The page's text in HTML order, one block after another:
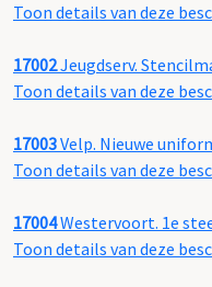
Toon details van deze
17002Jeugdserv.
Toon details van deze
17003Velp. Nieuwe
Toon details van deze
17004Westervoort. 1e
Toon details van deze